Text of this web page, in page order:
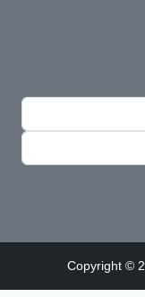
Copyright ©